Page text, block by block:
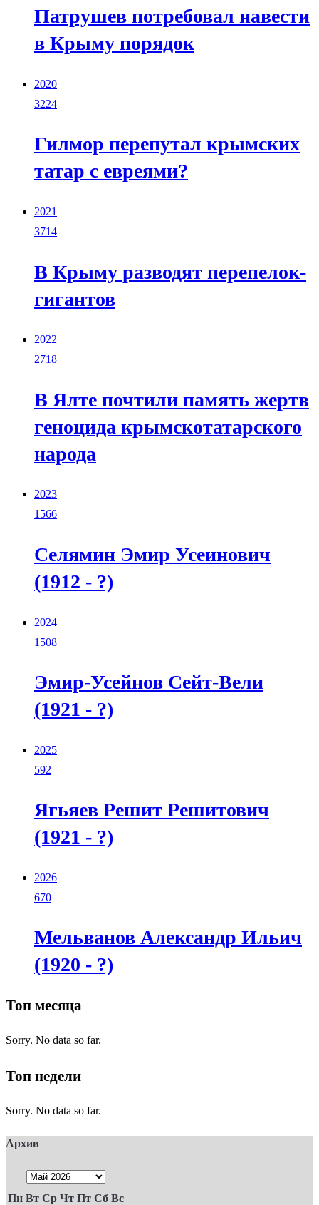
Патрушев потребовал навести
в Крыму порядок
2020
3224
Гилмор перепутал крымских
татар с евреями?
2021
3714
В Крыму разводят перепелок-
гигантов
2022
2718
В Ялте почтили память жертв
геноцида крымскотатарского
народа
2023
1566
Селямин Эмир Усеинович
(1912 - ?)
2024
1508
Эмир-Усейнов Сейт-Вели
(1921 - ?)
2025
592
Ягьяев Решит Решитович
(1921 - ?)
2026
670
Мельванов Александр Ильич
(1920 - ?)
Топ месяца
Sorry. No data so far.
Топ недели
Sorry. No data so far.
Архив
Пн Вт Ср Чт Пт Сб Вс